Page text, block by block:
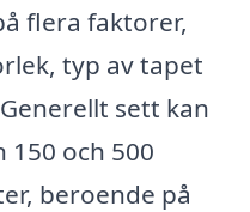
flera faktorer,
typ av tapet
sett kan
och 500
beroende på